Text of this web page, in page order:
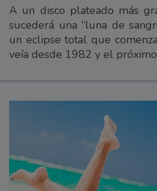
A un disco plateado más
sucederá una “luna de
un eclipse total que
veía desde 1982 y el